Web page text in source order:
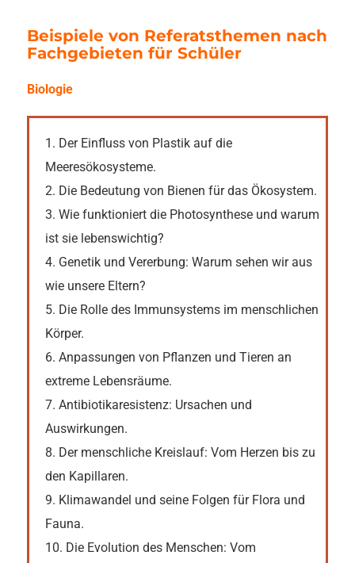
Beispiele von Referatsthemen nach
Fachgebieten für Schüler
Biologie
1. Der Einfluss von Plastik auf die
Meeresökosysteme.
2. Die Bedeutung von Bienen für das Ökosystem.
3. Wie funktioniert die Photosynthese und warum
ist sie lebenswichtig?
4. Genetik und Vererbung: Warum sehen wir aus
wie unsere Eltern?
5. Die Rolle des Immunsystems im menschlichen
Körper.
6. Anpassungen von Pflanzen und Tieren an
extreme Lebensräume.
7. Antibiotikaresistenz: Ursachen und
Auswirkungen.
8. Der menschliche Kreislauf: Vom Herzen bis zu
den Kapillaren.
9. Klimawandel und seine Folgen für Flora und
Fauna.
10. Die Evolution des Menschen: Vom